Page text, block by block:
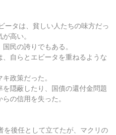
ータは、貧しい人たちの味方だっ
高い。
民の誇りでもある。
自らとエビータを重ねるような
政策だった。
隠蔽したり、国債の還付金問題
の信用を失った。
を後任として立てたが、マクリの